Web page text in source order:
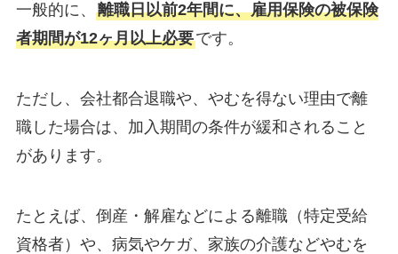
一般的に、 離職日以前2年間に、雇用保険の被保険
者期間が12ヶ月以上必要です。
ただし、会社都合退職や、やむを得ない理由で離
職した場合は、加入期間の条件が緩和されること
があります。
たとえば、倒産・解雇などによる離職（特定受給
資格者）や、病気やケガ、家族の介護などやむを